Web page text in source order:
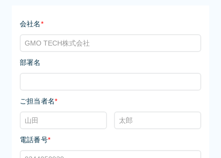
会社名*
部署名
ご担当者名*
電話番号*